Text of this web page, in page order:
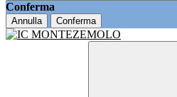
Conferma
Annulla Conferma